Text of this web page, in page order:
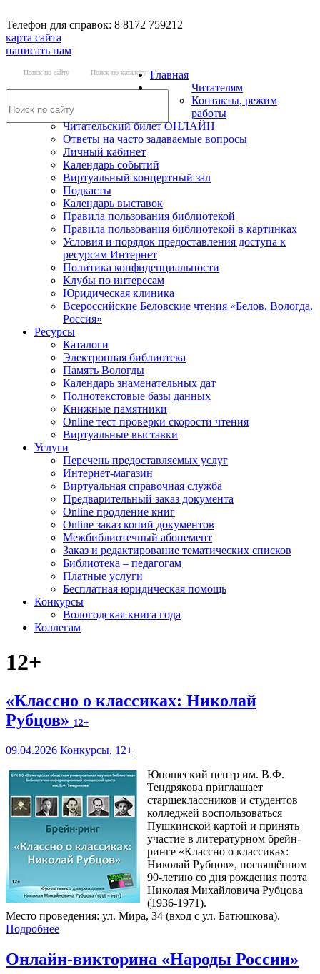
Телефон для справок: 8 8172 759212
карта сайта
написать нам
Поиск по сайту Поиск по каталогу Главная
Читателям
Контакты, режим
работы
Читательский билет ОНЛАЙН
Ответы на часто задаваемые вопросы
Личный кабинет
Календарь событий
Виртуальный концертный зал
Подкасты
Календарь выставок
Правила пользования библиотекой
Правила пользования библиотекой в картинках
Условия и порядок предоставления доступа к
ресурсам Интернет
Политика конфиденциальности
Клубы по интересам
Юридическая клиника
Всероссийские Беловские чтения «Белов. Вологда.
Россия»
Ресурсы
Каталоги
Электронная библиотека
Память Вологды
Календарь знаменательных дат
Полнотекстовые базы данных
Книжные памятники
Online тест проверки скорости чтения
Виртуальные выставки
Услуги
Перечень предоставляемых услуг
Интернет-магазин
Виртуальная справочная служба
Предварительный заказ документа
Online продление книг
Online заказ копий документов
Межбиблиотечный абонемент
Заказ и редактирование тематических списков
Библиотека – педагогам
Платные услуги
Бесплатная юридическая помощь
Конкурсы
Вологодская книга года
Коллегам
12+
«Классно о классиках: Николай
Рубцов» 12+
09.04.2026 Конкурсы, 12+
Юношеский центр им. В.Ф.
Тендрякова приглашает
старшеклассников и студентов
колледжей воспользоваться
Пушкинской картой и принять
участие в литературном брейн-
ринге «Классно о классиках:
Николай Рубцов», посвящённом
90-летию со дня рождения поэта
Николая Михайловича Рубцова
(1936-1971).
Место проведения: ул. Мира, 34 (вход с ул. Батюшкова).
Подробнее
Онлайн-викторина «Народы России»